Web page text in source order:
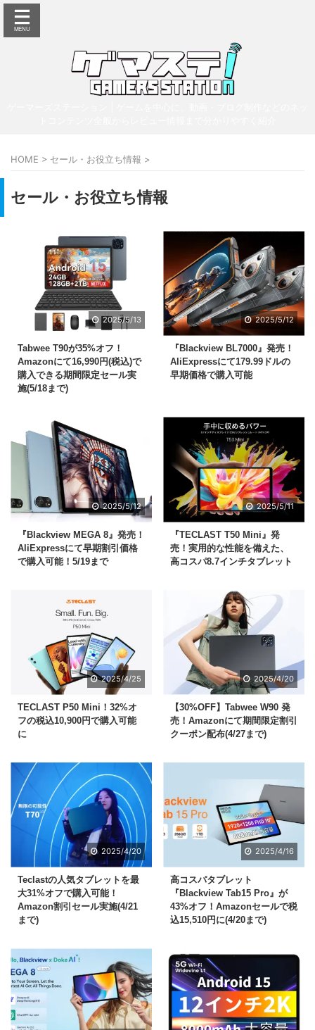
HOME > セール・お役立ち情報 >
セール・お役立ち情報
2025/5/13
Tabwee T90が35%オフ！
Amazonにて16,990円(税込)で
購入できる期間限定セール実
施(5/18まで)
2025/5/12
『Blackview BL7000』発売！
AliExpressにて179.99ドルの
早期価格で購入可能
2025/5/12
『Blackview MEGA 8』発売！
AliExpressにて早期割引価格
で購入可能！5/19まで
2025/5/11
『TECLAST T50 Mini』発
売！実用的な性能を備えた、
高コスパ8.7インチタブレット
2025/4/25
TECLAST P50 Mini！32%オ
フの税込10,900円で購入可能
に
2025/4/20
【30%OFF】Tabwee W90 発
売！Amazonにて期間限定割引
クーポン配布(4/27まで)
2025/4/20
Teclastの人気タブレットを最
大31%オフで購入可能！
Amazon割引セール実施(4/21
まで)
2025/4/16
高コスパタブレット
『Blackview Tab15 Pro』が
43%オフ！Amazonセールで税
込15,510円に(4/20まで)